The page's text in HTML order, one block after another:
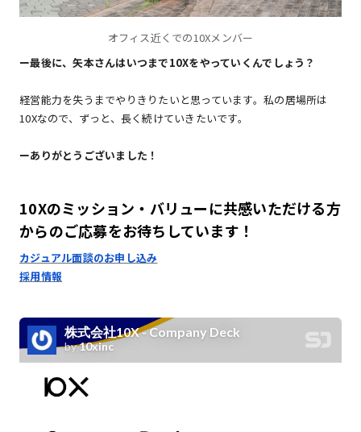
オフィス近くでの10Xメンバー
ー最後に、矢本さんはいつまで10Xをやっていくんでしょう？
経営能力を失うまでやりきりたいと思っています。私の居場所は
10Xなので、ずっと、長く続けていきたいです。
ーありがとうございました！
10Xのミッション・バリューに共感いただける方
からのご応募をお待ちしています！
カジュアル面談のお申し込み
採用情報